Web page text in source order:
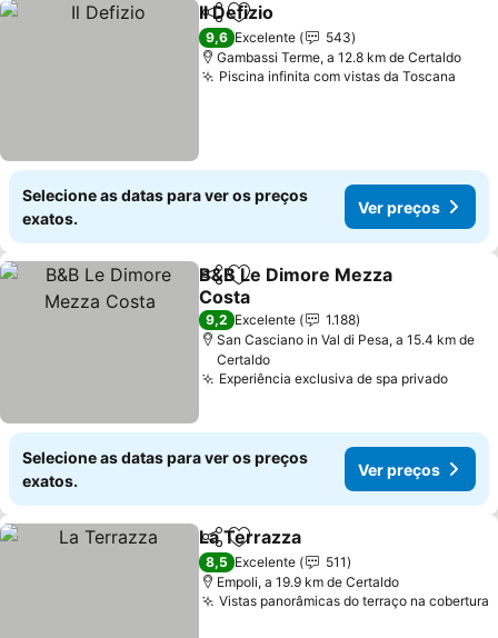
PartilharAdicionar aos favoritos
Il Defizio
9,6 Excelente
543
Gambassi Terme, a 12.8 km de Certaldo
Piscina infinita com vistas da Toscana
Selecione as datas para ver os preços
exatos.
Ver preços
PartilharAdicionar aos favoritos
B&B Le Dimore Mezza
Costa
Ver preços
9,2 Excelente
1.188
San Casciano in Val di Pesa, a 15.4 km de
Certaldo
Experiência exclusiva de spa privadoVer
Selecione as datas para ver os preços
exatos.
Ver preços
PartilharAdicionar aos favoritos
La Terrazza
8,5 Excelente
511
Empoli, a 19.9 km de Certaldo
Vistas panorâmicas do terraço na cobertura